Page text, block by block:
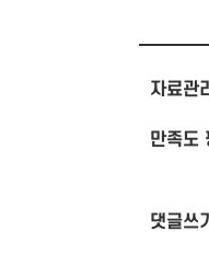
자료관
만족도
댓글쓰기